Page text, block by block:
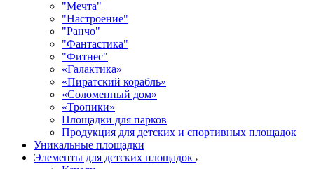
"Мечта"
"Настроение"
"Ранчо"
"Фантастика"
"Фитнес"
«Галактика»
«Пиратский корабль»
«Соломенный дом»
«Тропики»
Площадки для парков
Продукция для детских и спортивных площадок
Уникальные площадки
Элементы для детских площадок